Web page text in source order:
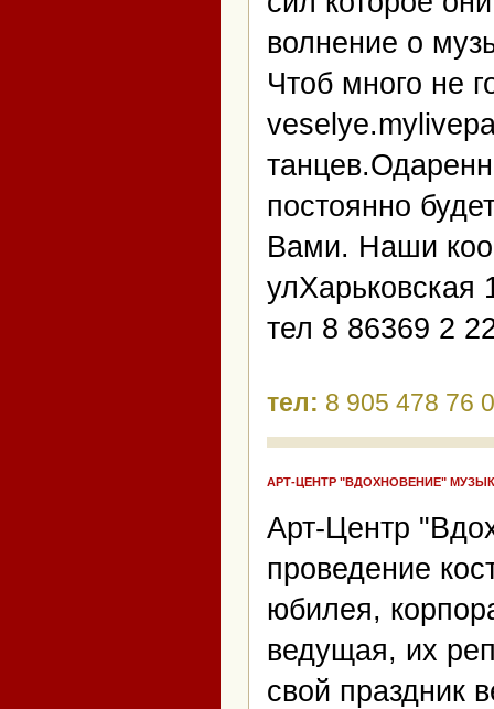
волнение о
Чтоб много не
постоянно
Вами. Наши
тел 8 86369 2
тел: 8 905 478 76
АРТ-ЦЕНТР "ВДОХНОВЕНИЕ"
Арт-Центр
проведение
юбилея,
ведущая, их
свой праздник